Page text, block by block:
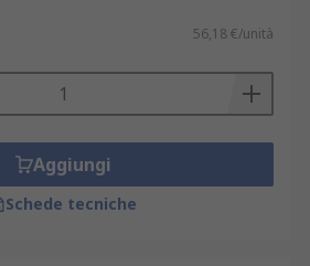
56,18 €/unità
Aggiungi
Schede tecniche